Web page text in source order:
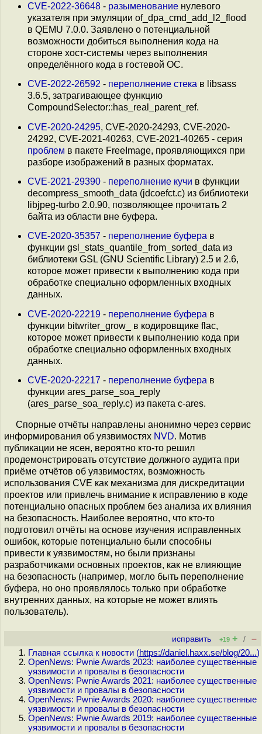
CVE-2022-36648 - разыменование нулевого
указателя при эмуляции of_dpa_cmd_add_l2_flood
в QEMU 7.0.0. Заявлено о потенциальной
возможности добиться выполнения кода на
стороне хост-системы через выполнения
определённого кода в гостевой ОС.
CVE-2022-26592 - переполнение стека в libsass
3.6.5, затрагивающее функцию
CompoundSelector::has_real_parent_ref.
CVE-2020-24295, CVE-2020-24293, CVE-2020-
24292, CVE-2021-40263, CVE-2021-40265 - серия
проблем в пакете FreeImage, проявляющихся при
разборе изображений в разных форматах.
CVE-2021-29390 - переполнение кучи в функции
decompress_smooth_data (jdcoefct.c) из библиотеки
libjpeg-turbo 2.0.90, позволяющее прочитать 2
байта из области вне буфера.
CVE-2020-35357 - переполнение буфера в
функции gsl_stats_quantile_from_sorted_data из
библиотеки GSL (GNU Scientific Library) 2.5 и 2.6,
которое может привести к выполнению кода при
обработке специально оформленных входных
данных.
CVE-2020-22219 - переполнение буфера в
функции bitwriter_grow_ в кодировщике flac,
которое может привести к выполнению кода при
обработке специально оформленных входных
данных.
CVE-2020-22217 - переполнение буфера в
функции ares_parse_soa_reply
(ares_parse_soa_reply.c) из пакета c-ares.
Спорные отчёты направлены анонимно через сервис
информирования об уязвимостях NVD. Мотив
публикации не ясен, вероятно кто-то решил
продемонстрировать отсутствие должного аудита при
приёме отчётов об уязвимостях, возможность
использования CVE как механизма для дискредитации
проектов или привлечь внимание к исправлению в коде
потенциально опасных проблем без анализа их влияния
на безопасность. Наиболее вероятно, что кто-то
подготовил отчёты на основе изучения исправленных
ошибок, которые потенциально были способны
привести к уязвимостям, но были признаны
разработчиками основных проектов, как не влияющие
на безопасность (например, могло быть переполнение
буфера, но оно проявлялось только при обработке
внутренних данных, на которые не может влиять
пользователь).
исправить +19 + / –
Главная ссылка к новости (https://daniel.haxx.se/blog/20...)
OpenNews: Pwnie Awards 2023: наиболее существенные
уязвимости и провалы в безопасности
OpenNews: Pwnie Awards 2021: наиболее существенные
уязвимости и провалы в безопасности
OpenNews: Pwnie Awards 2020: наиболее существенные
уязвимости и провалы в безопасности
OpenNews: Pwnie Awards 2019: наиболее существенные
уязвимости и провалы в безопасности